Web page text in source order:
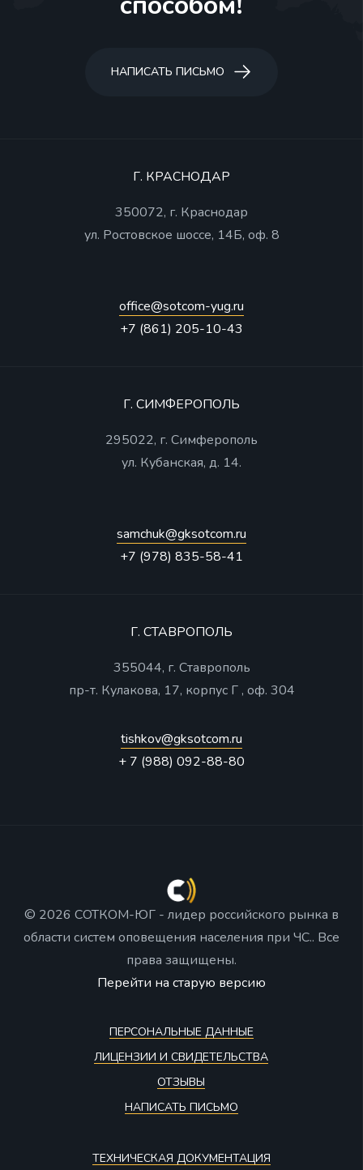
НАПИСАТЬ ПИСЬМО
Г. КРАСНОДАР
350072, г. Краснодар
ул. Ростовское шоссе, 14Б, оф. 8
office@sotcom-yug.ru
+7 (861) 205-10-43
Г. СИМФЕРОПОЛЬ
295022, г. Симферополь
ул. Кубанская, д. 14.
samchuk@gksotcom.ru
+7 (978) 835-58-41
Г. СТАВРОПОЛЬ
355044, г. Ставрополь
пр-т. Кулакова, 17, корпус Г , оф. 304
tishkov@gksotcom.ru
+ 7 (988) 092-88-80
© 2026 СОТКОМ-ЮГ - лидер российского рынка в
области систем оповещения населения при ЧС.. Все
права защищены.
Перейти на старую версию
ПЕРСОНАЛЬНЫЕ ДАННЫЕ
ЛИЦЕНЗИИ И СВИДЕТЕЛЬСТВА
ОТЗЫВЫ
НАПИСАТЬ ПИСЬМО
ТЕХНИЧЕСКАЯ ДОКУМЕНТАЦИЯ